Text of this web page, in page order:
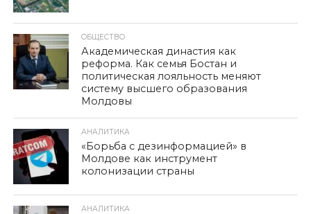
ОБЩЕСТВО
Академическая династия как
реформа. Как семья Бостан и
политическая лояльность меняют
систему высшего образования
Молдовы
АНАЛИТИКА
«Борьба с дезинформацией» в
Молдове как инструмент
колонизации страны
АНАЛИТИКА